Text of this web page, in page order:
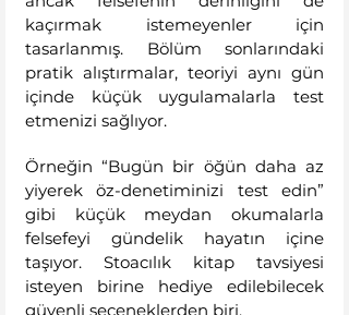
kaçırmak istemeyenler için
tasarlanmış. Bölüm sonlarındaki
pratik alıştırmalar, teoriyi aynı gün
içinde küçük uygulamalarla test
etmenizi sağlıyor.
Örneğin “Bugün bir öğün daha az
yiyerek öz-denetiminizi test edin”
gibi küçük meydan okumalarla
felsefeyi gündelik hayatın içine
taşıyor. Stoacılık kitap tavsiyesi
isteyen birine hediye edilebilecek
güvenli seçeneklerden biri.